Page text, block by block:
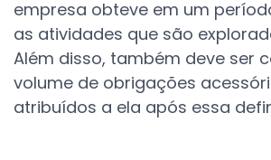
empresa obteve em um
as atividades que são
Além disso, também deve ser
volume de obrigações
atribuídos a ela após essa